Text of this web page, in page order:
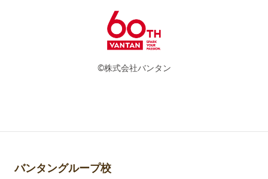
©株式会社バンタン
バンタングループ校